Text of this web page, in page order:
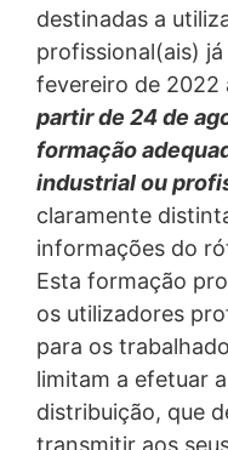
destinadas a
profissional(ais)
fevereiro de 2022
partir de 24 de
formação
industrial ou
claramente
informações do
Esta formação
os utilizadores
para os
limitam a efetuar
distribuição, que
transmitir aos
em seguida, excluí-
para países terceiros
Google Analytics
Este site usa o
da web. É operado
Parkway, Mountain
Analytics usa as
arquivos de texto
computador e que
As informações
geralmente são
Google nos EUA e
Google Analytics
Parágrafo 1 (f)
interesse legítimo
usuário para otimizar